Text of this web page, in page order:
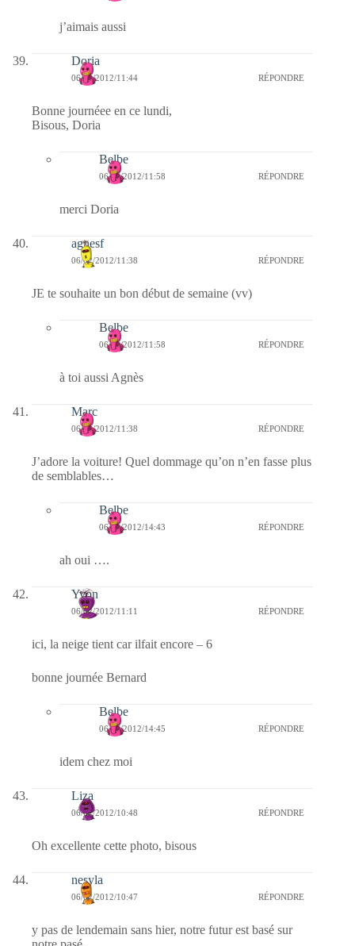
j’aimais aussi
Doria
06/02/2012/11:44 RÉPONDRE
Bonne journéee en ce lundi,
Bisous, Doria
Belbe
06/02/2012/11:58 RÉPONDRE
merci Doria
agnesf
06/02/2012/11:38 RÉPONDRE
JE te souhaite un bon début de semaine (vv)
Belbe
06/02/2012/11:58 RÉPONDRE
à toi aussi Agnès
Marc
06/02/2012/11:38 RÉPONDRE
J’adore la voiture! Quel dommage qu’on n’en fasse plus
de semblables…
Belbe
06/02/2012/14:43 RÉPONDRE
ah oui ….
Yvon
06/02/2012/11:11 RÉPONDRE
ici, la neige tient car ilfait encore – 6
bonne journée Bernard
Belbe
06/02/2012/14:45 RÉPONDRE
idem chez moi
Liza
06/02/2012/10:48 RÉPONDRE
Oh excellente cette photo, bisous
nesyla
06/02/2012/10:47 RÉPONDRE
y pas de lendemain sans hier, notre futur est basé sur